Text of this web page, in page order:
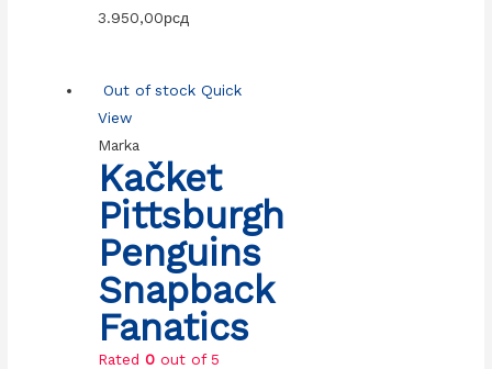
3.950,00рсд
Out of stock Quick
View
Marka
Kačket
Pittsburgh
Penguins
Snapback
Fanatics
Rated0 out of 5